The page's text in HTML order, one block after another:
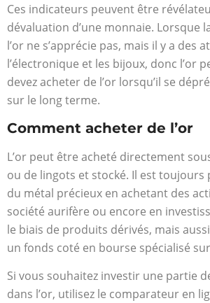
Ces indicateurs peuvent être
dévaluation d’une monnaie. Lorsque
l’or ne s’apprécie pas, mais il y a des
l’électronique et les bijoux, donc l’or
devez acheter de l’or lorsqu’il se
sur le long terme.
Comment acheter de l’or
L’or peut être acheté directement
ou de lingots et stocké. Il est toujours
du métal précieux en achetant des
société aurifère ou encore en
le biais de produits dérivés, mais
un fonds coté en bourse spécialisé
Si vous souhaitez investir une partie
dans l’or, utilisez le comparateur en